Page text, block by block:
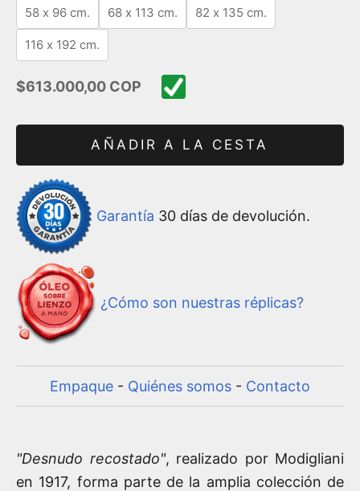
58 x 96 cm. 68 x 113 cm. 82 x 135 cm.
116 x 192 cm.
Precio de oferta
$613.000,00 COP
AÑADIR A LA CESTA
Garantía 30 días de devolución.
¿Cómo son nuestras réplicas?
Empaque - Quiénes somos - Contacto
"Desnudo recostado", realizado por Modigliani
en 1917, forma parte de la amplia colección de